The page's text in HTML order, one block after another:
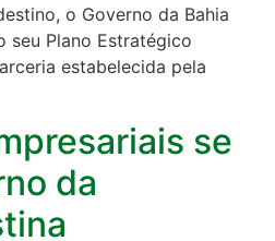
o Governo da Bahia
seu Plano Estratégico
estabelecida pela
se
da